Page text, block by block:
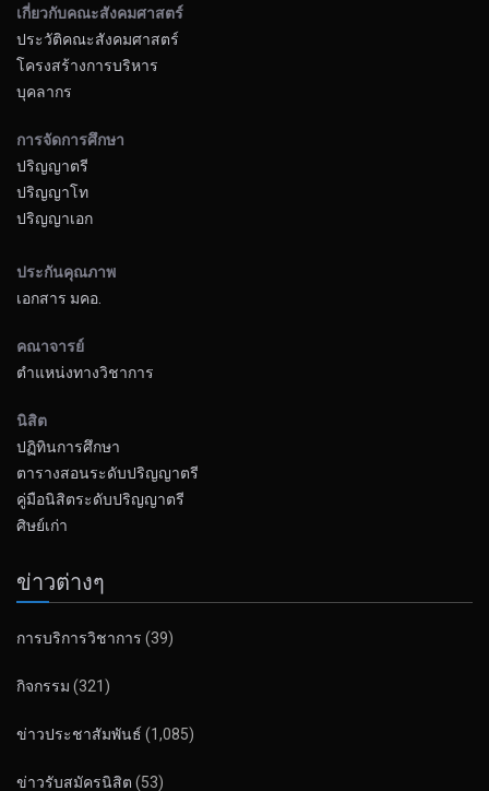
เกี่ยวกับคณะสังคมศาสตร์
ประวัติคณะสังคมศาสตร์
โครงสร้างการบริหาร
บุคลากร
การจัดการศึกษา
ปริญญาตรี
ปริญญาโท
ปริญญาเอก
ประกันคุณภาพ
เอกสาร มคอ.
คณาจารย์
ตำแหน่งทางวิชาการ
นิสิต
ปฏิทินการศึกษา
ตารางสอนระดับปริญญาตรี
คู่มือนิสิตระดับปริญญาตรี
ศิษย์เก่า
ข่าวต่างๆ
การบริการวิชาการ (39)
กิจกรรม (321)
ข่าวประชาสัมพันธ์ (1,085)
ข่าวรับสมัครนิสิต (53)